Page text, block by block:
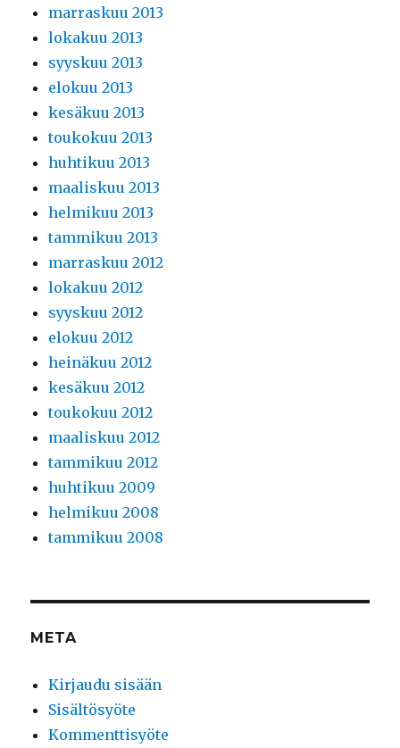
marraskuu 2013
lokakuu 2013
syyskuu 2013
elokuu 2013
kesäkuu 2013
toukokuu 2013
huhtikuu 2013
maaliskuu 2013
helmikuu 2013
tammikuu 2013
marraskuu 2012
lokakuu 2012
syyskuu 2012
elokuu 2012
heinäkuu 2012
kesäkuu 2012
toukokuu 2012
maaliskuu 2012
tammikuu 2012
huhtikuu 2009
helmikuu 2008
tammikuu 2008
META
Kirjaudu sisään
Sisältösyöte
Kommenttisyöte